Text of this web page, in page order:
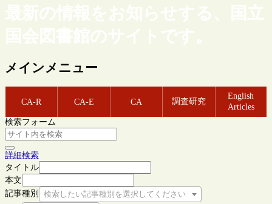
最新の情報をお知らせする、国立
国会図書館のサイトです。
メインメニュー
CA-R CA-E CA 調査研究
English
Articles
検索フォーム
詳細検索
タイトル
本文
記事種別
検索したい記事種別を選択してください